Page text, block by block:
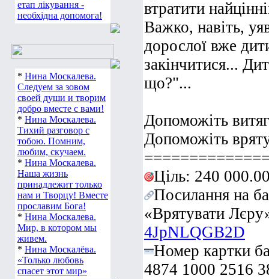
етап лікування -
необхідна допомога!
* Нина Москалева.
Следуем за зовом
своей души и творим
добро вместе с вами!
* Нина Москалева.
Тихий разговор с
тобою. Помним,
любим, скучаем.
* Нина Москалева.
Наша жизнь
принадлежит только
нам и Творцу! Вместе
прославим Бога!
* Нина Москалева.
Мир, в котором мы
живем.
* Нина Москалёва.
«Только любовь
спасет этот мир»
втратити
Важко, навіть,
дорослої вже
закінчитися...
що?"...
Допоможіть
Допоможіть
Ціль: 240
Посилання на
«Врятувати
4JpNLQGB2D
Номер картки
4874 1000 2516